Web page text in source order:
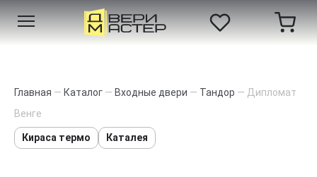
Главная — Каталог — Входные двери — Тандор — Дипломат
Венге
Кираса термо Каталея